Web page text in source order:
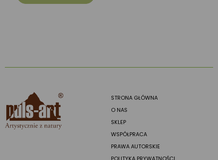
STRONA GŁÓWNA
O NAS
SKLEP
WSPÓŁPRACA
PRAWA AUTORSKIE